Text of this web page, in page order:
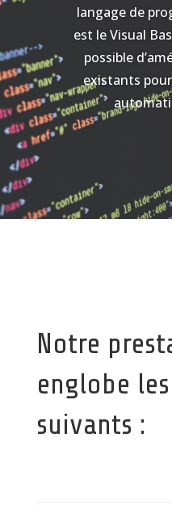
langage de
est le Visual
possible
existants
Notre
englobe
suivants :